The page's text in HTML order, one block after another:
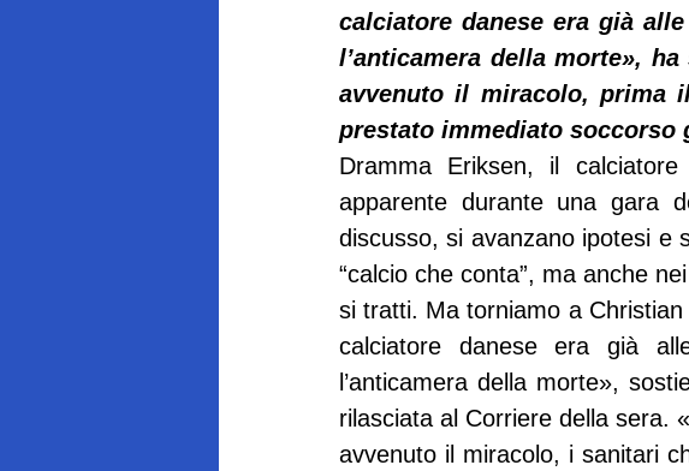
calciatore danese era già
l’anticamera della morte»,
avvenuto il miracolo, prima
prestato immediato
Dramma Eriksen, il
apparente durante una gara
discusso, si avanzano ipotesi e
“calcio che conta”, ma anche
si tratti. Ma torniamo a Christian
calciatore danese era già
l’anticamera della morte»,
rilasciata al Corriere della sera.
avvenuto il miracolo, i sanitari